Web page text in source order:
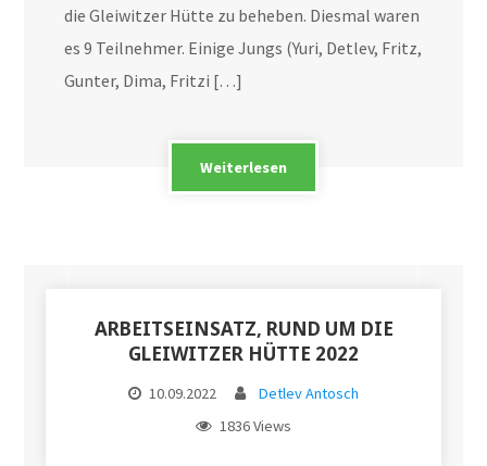
die Gleiwitzer Hütte zu beheben. Diesmal waren
es 9 Teilnehmer. Einige Jungs (Yuri, Detlev, Fritz,
Gunter, Dima, Fritzi […]
Weiterlesen
ARBEITSEINSATZ, RUND UM DIE
GLEIWITZER HÜTTE 2022
10.09.2022
Detlev Antosch
1836 Views